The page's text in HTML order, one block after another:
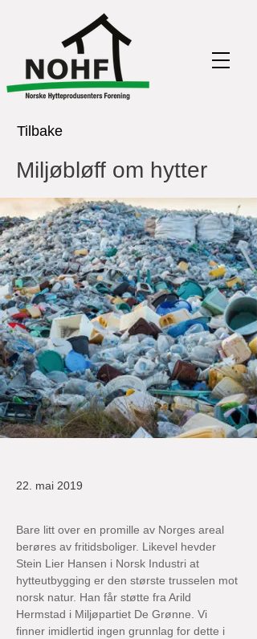
Tilbake
Miljøbløff om hytter
22. mai 2019
Bare litt over en promille av Norges areal
berøres av fritidsboliger. Likevel hevder
Stein Lier Hansen i Norsk Industri at
hytteutbygging er den største trusselen mot
norsk natur. Han får støtte fra Arild
Hermstad i Miljøpartiet De Grønne. Vi
finner imidlertid ingen grunnlag for dette i